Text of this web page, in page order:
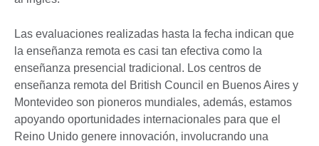
Las evaluaciones realizadas hasta la fecha indican que
la enseñanza remota es casi tan efectiva como la
enseñanza presencial tradicional. Los centros de
enseñanza remota del British Council en Buenos Aires y
Montevideo son pioneros mundiales, además, estamos
apoyando oportunidades internacionales para que el
Reino Unido genere innovación, involucrando una